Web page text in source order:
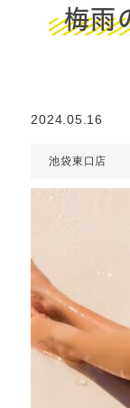
梅雨
2024.05.16
池袋東口店